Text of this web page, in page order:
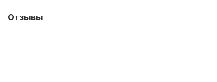
Отзывы